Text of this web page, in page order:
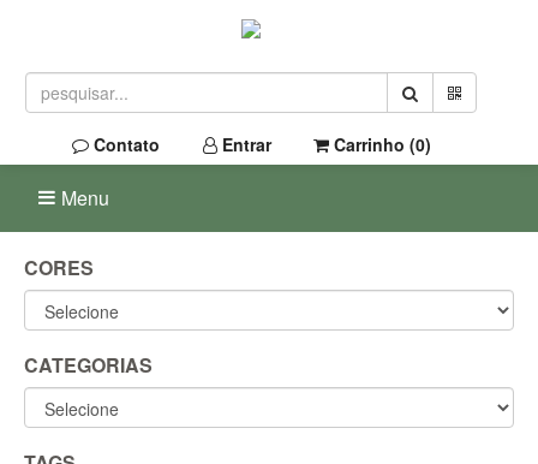
Contato Entrar Carrinho (0)
Menu
CORES
CATEGORIAS